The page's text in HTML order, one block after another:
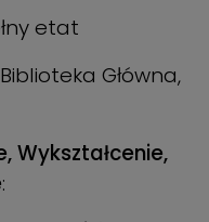
etat
Główna,
Wykształcenie,
: